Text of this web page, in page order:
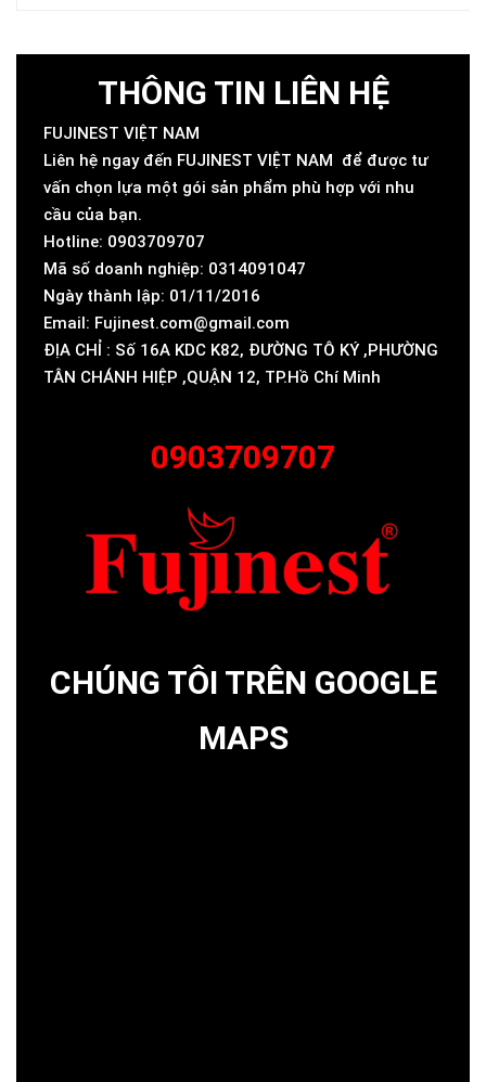
THÔNG TIN LIÊN HỆ
FUJINEST VIỆT NAM
Liên hệ ngay đến FUJINEST VIỆT NAM để được tư
vấn chọn lựa một gói sản phẩm phù hợp với nhu
cầu của bạn.
Hotline: 0903709707
Mã số doanh nghiệp: 0314091047
Ngày thành lập: 01/11/2016
Email: Fujinest.com@gmail.com
ĐỊA CHỈ : Số 16A KDC K82, ĐƯỜNG TÔ KÝ ,PHƯỜNG
TÂN CHÁNH HIỆP ,QUẬN 12, TP.Hồ Chí Minh
0903709707
CHÚNG TÔI TRÊN GOOGLE
MAPS